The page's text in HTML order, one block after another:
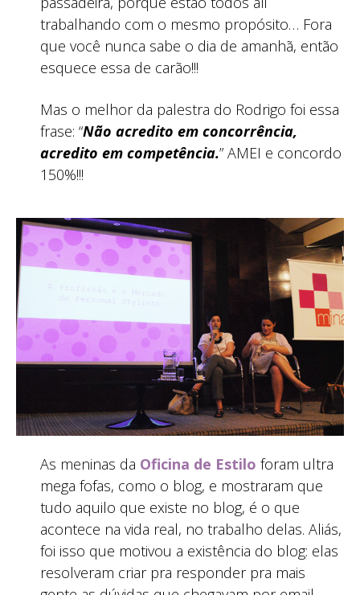
trabalhando com o mesmo propósito… Fora
que você nunca sabe o dia de amanhã, então
esquece essa de carão!!!
Mas o melhor da palestra do Rodrigo foi essa
frase: “Não acredito em concorrência,
acredito em competência.” AMEI e concordo
150%!!!
As meninas da Oficina de Estilo foram ultra
mega fofas, como o blog, e mostraram que
tudo aquilo que existe no blog, é o que
acontece na vida real, no trabalho delas. Aliás,
foi isso que motivou a existência do blog: elas
resolveram criar pra responder pra mais